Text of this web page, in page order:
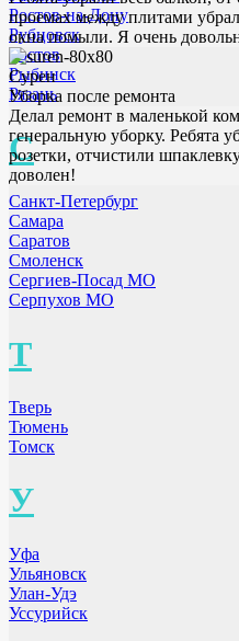
Ростов-на-Дону
Рубцовск
Ростов
Рыбинск
Рязань
С
Санкт-Петербург
Самара
Саратов
Смоленск
Сергиев-Посад МО
Серпухов МО
Т
Тверь
Тюмень
Томск
У
Уфа
Ульяновск
Улан-Удэ
Уссурийск
проемах между плитами
окна помыли. Я очень
Сурен
Уборка после ремонта
Делал ремонт в маленькой
генеральную уборку. Ребята
розетки, отчистили
доволен!